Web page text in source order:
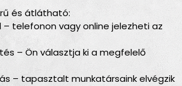
és átlátható:
telefonon vagy online jelezheti az
– Ön választja ki a megfelelő
– tapasztalt munkatársaink elvégzik